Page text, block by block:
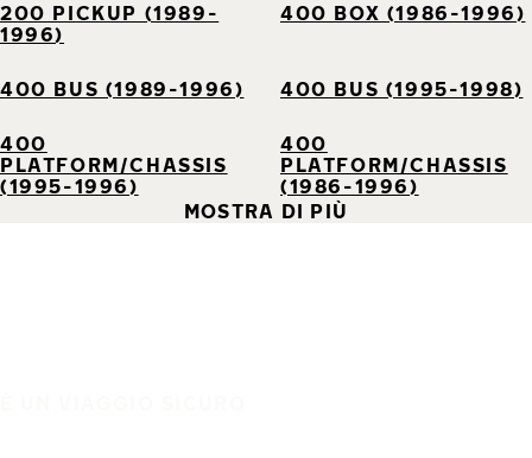
200 PICKUP (1989-
1996)
400 BOX (1986-1996)
400 BUS (1989-1996) 400 BUS (1995-1998)
400
PLATFORM/CHASSIS
(1995-1996)
400
PLATFORM/CHASSIS
(1986-1996)
MOSTRA DI PIÙ